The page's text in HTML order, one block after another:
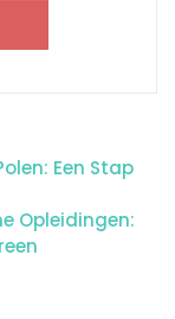
Een Stap
Opleidingen: